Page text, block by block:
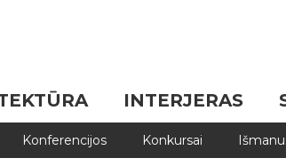
INTERJERAS
Konferencijos Konkursai